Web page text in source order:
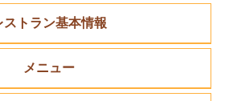
ストラン基本情報
メニュー